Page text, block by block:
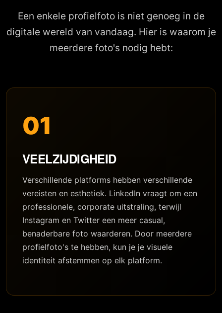
Een enkele profielfoto is niet genoeg in de
digitale wereld van vandaag. Hier is waarom je
meerdere foto's nodig hebt:
01
VEELZIJDIGHEID
Verschillende platforms hebben verschillende
vereisten en esthetiek. LinkedIn vraagt om een
professionele, corporate uitstraling, terwijl
Instagram en Twitter een meer casual,
benaderbare foto waarderen. Door meerdere
profielfoto's te hebben, kun je je visuele
identiteit afstemmen op elk platform.